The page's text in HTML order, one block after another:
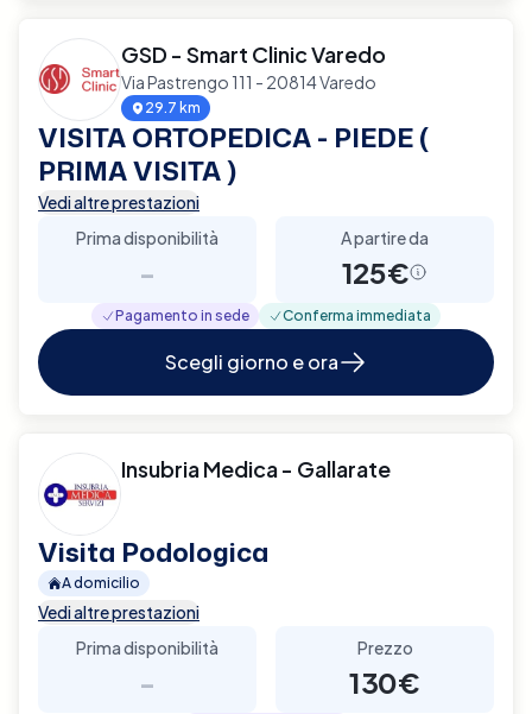
GSD - Smart Clinic Varedo
Via Pastrengo 111 - 20814 Varedo
29.7 km
VISITA ORTOPEDICA - PIEDE (
PRIMA VISITA )
Vedi altre prestazioni
Prima disponibilità
-
A partire da
125€
Pagamento in sede Conferma immediata
Scegli giorno e ora
Insubria Medica - Gallarate
Visita Podologica
A domicilio
Vedi altre prestazioni
Prima disponibilità
-
Prezzo
130€